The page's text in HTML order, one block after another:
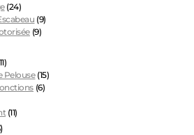
(24)
(9)
(9)
Pelouse (15)
(6)
(11)